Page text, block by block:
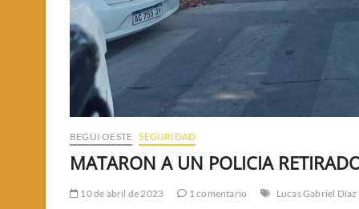
BEGUI OESTE SEGURIDAD
MATARON A UN POLICIA
10 de abril de 2023 1 comentario Lucas Gabriel Díaz